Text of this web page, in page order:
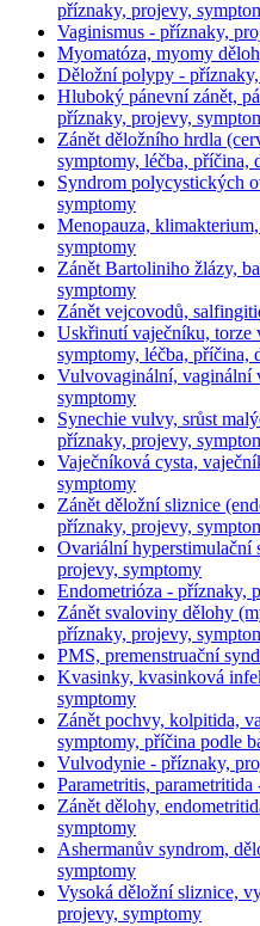
příznaky, projevy,
Vaginismus - příznaky,
Myomatóza, myomy
Děložní polypy -
Hluboký pánevní zánět,
příznaky, projevy,
Zánět děložního hrdla
symptomy, léčba, příčina,
Syndrom polycystických
symptomy
Menopauza,
symptomy
Zánět Bartoliniho žlázy,
symptomy
Zánět vejcovodů,
Uskřinutí vaječníku, torze
symptomy, léčba, příčina,
Vulvovaginální, vaginální
symptomy
Synechie vulvy, srůst
příznaky, projevy,
Vaječníková cysta,
symptomy
Zánět děložní sliznice
příznaky, projevy,
Ovariální hyperstimulační
projevy, symptomy
Endometrióza - příznaky,
Zánět svaloviny dělohy
příznaky, projevy,
PMS, premenstruační
Kvasinky, kvasinková
symptomy
Zánět pochvy, kolpitida,
symptomy, příčina podle
Vulvodynie - příznaky,
Parametritis,
Zánět dělohy,
symptomy
Ashermanův syndrom,
symptomy
Vysoká děložní sliznice,
projevy, symptomy